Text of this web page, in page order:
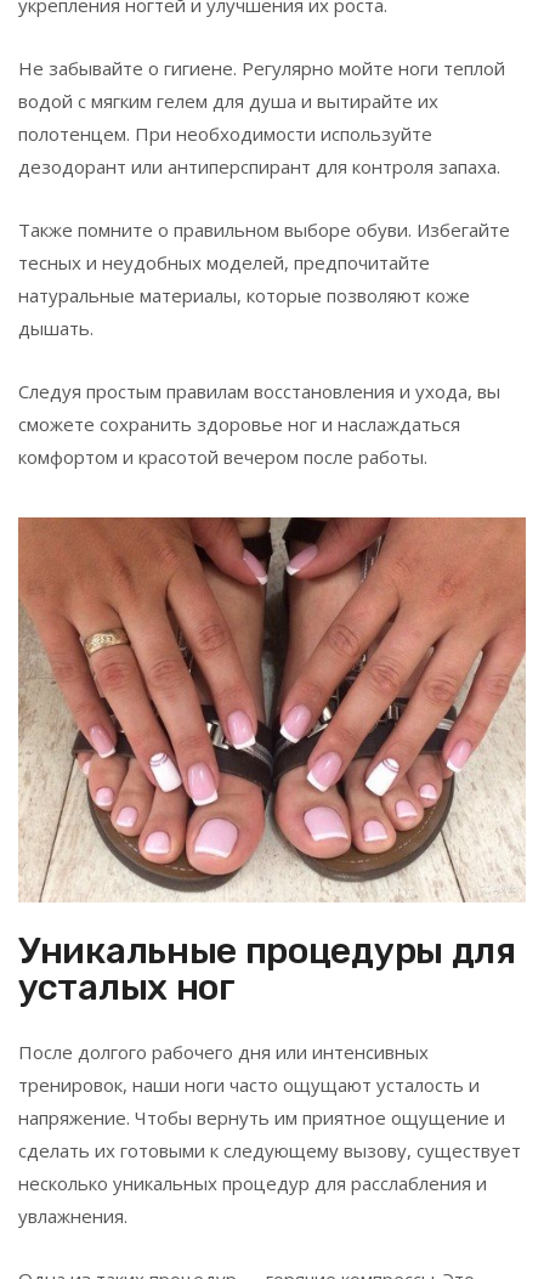
Не забывайте о гигиене. Регулярно мойте ноги теплой
водой с мягким гелем для душа и вытирайте их
полотенцем. При необходимости используйте
дезодорант или антиперспирант для контроля запаха.
Также помните о правильном выборе обуви. Избегайте
тесных и неудобных моделей, предпочитайте
натуральные материалы, которые позволяют коже
дышать.
Следуя простым правилам восстановления и ухода, вы
сможете сохранить здоровье ног и наслаждаться
комфортом и красотой вечером после работы.
Уникальные процедуры для
усталых ног
После долгого рабочего дня или интенсивных
тренировок, наши ноги часто ощущают усталость и
напряжение. Чтобы вернуть им приятное ощущение и
сделать их готовыми к следующему вызову, существует
несколько уникальных процедур для расслабления и
увлажнения.